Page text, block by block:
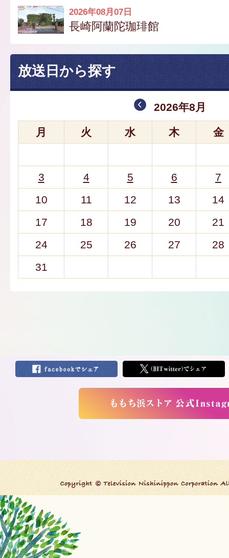
2026年08月07日
長崎阿蘭陀珈琲館
放送日から探す
2026年8月
月 火 水 木 金
3 4 5 6
7
10
11 12 13
14
17
18 19 20
21
24
25 26 27
28
31